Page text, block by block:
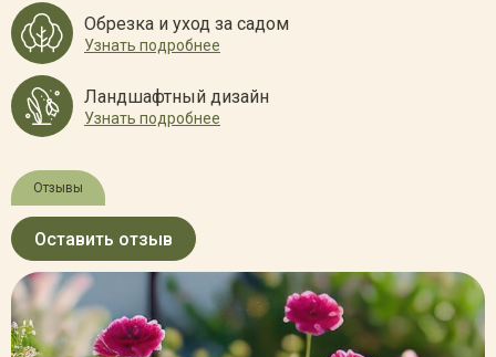
Обрезка и уход за садом
Узнать подробнее
Ландшафтный дизайн
Узнать подробнее
Отзывы
Оставить отзыв